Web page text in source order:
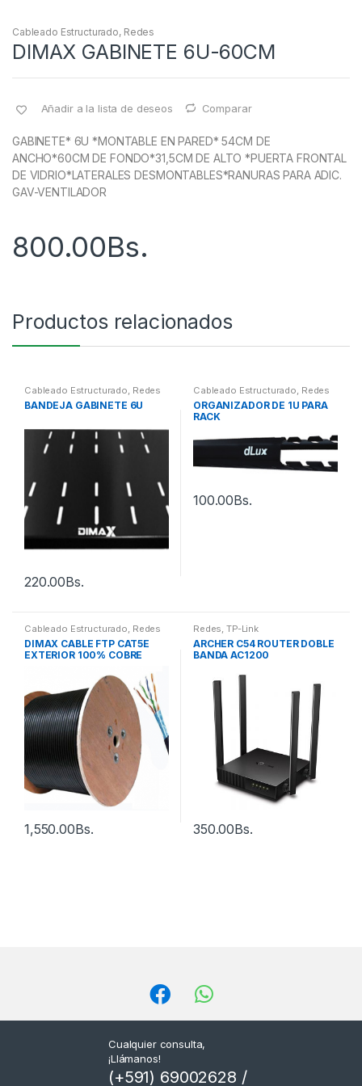
Cableado Estructurado, Redes
DIMAX GABINETE 6U-60CM
Añadir a la lista de deseos Comparar
GABINETE* 6U *MONTABLE EN PARED* 54CM DE
ANCHO*60CM DE FONDO*31,5CM DE ALTO *PUERTA FRONTAL
DE VIDRIO*LATERALES DESMONTABLES*RANURAS PARA ADIC.
GAV-VENTILADOR
800.00Bs.
Productos relacionados
Cableado Estructurado, Redes
BANDEJA GABINETE 6U
220.00Bs.
Cableado Estructurado, Redes
ORGANIZADOR DE 1U PARA
RACK
100.00Bs.
Cableado Estructurado, Redes
DIMAX CABLE FTP CAT5E
EXTERIOR 100% COBRE
1,550.00Bs.
Redes,TP-Link
ARCHER C54 ROUTER DOBLE
BANDA AC1200
350.00Bs.
Cualquier consulta,
¡Llámanos!
(+591) 69002628 /